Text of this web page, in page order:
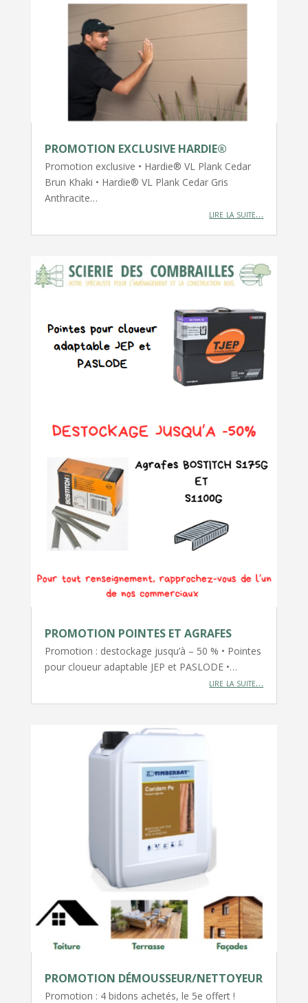
PROMOTION EXCLUSIVE HARDIE®
Promotion exclusive • Hardie® VL Plank Cedar
Brun Khaki • Hardie® VL Plank Cedar Gris
Anthracite…
lire la suite…
PROMOTION POINTES ET AGRAFES
Promotion : destockage jusqu’à – 50 % • Pointes
pour cloueur adaptable JEP et PASLODE •…
lire la suite…
PROMOTION DÉMOUSSEUR/NETTOYEUR
Promotion : 4 bidons achetés, le 5e offert !